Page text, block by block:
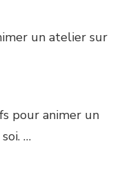
un atelier sur
pour animer un
…